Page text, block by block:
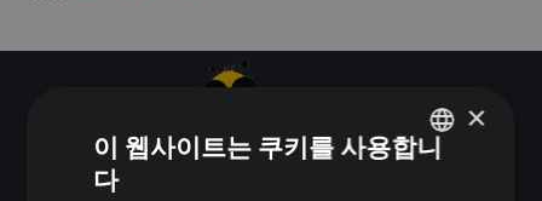
좋은 팀은 저절로 만들어
×
이 웹사이트는 쿠키를 사용합니
다